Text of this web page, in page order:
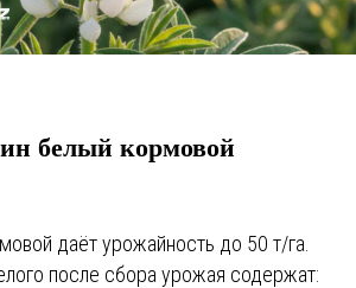
белый кормовой
даёт урожайность до 50 т/га.
после сбора урожая содержат: